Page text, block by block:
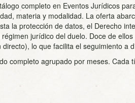
completo en Eventos Jurídicos
materia y modalidad. La oferta
la protección de datos, el Derecho
jurídico del duelo. Doce de
lo que facilita el seguimiento a
completo agrupado por meses. Cada